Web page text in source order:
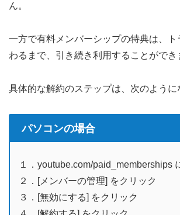
ん。
一方で有料メンバーシップの特典は、ト
わるまで、引き続き利用することができ
具体的な解約のステップは、次のように
パソコンの場合
１．youtube.com/paid_memberships
２．[メンバーの管理] をクリック
３．[無効にする] をクリック